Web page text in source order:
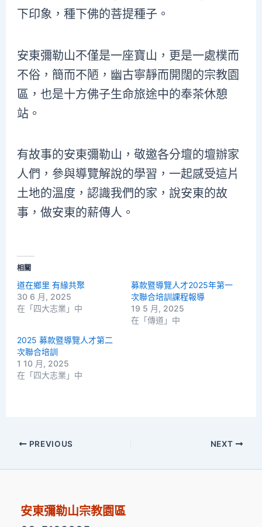
下印象，種下佛的菩提種子。
安東彌勒山不僅是一座寶山，更是一處樸而
不俗，簡而不陋，幽古寧靜而開闊的宗教園
區，也是十方佛子生命旅途中的奉茶休憩
站。
有故事的安東彌勒山，敬邀各分壇的壇辦家
人們，參與導覽解說的學習，一起感受這片
土地的溫度，認識我們的家，說安東的故
事，做安東的薪傳人。
相關
道在鄉里 有緣共聚
30 6 月, 2025
在「四大志業」中
募款暨導覽人才2025年第一
次聯合培訓課程報導
19 5 月, 2025
在「傳道」中
2025 募款暨導覽人才第二
次聯合培訓
1 10 月, 2025
在「四大志業」中
PREVIOUS NEXT
安東彌勒山宗教園區